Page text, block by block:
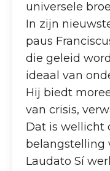
universele
In zijn
paus
die geleid
ideaal van
Hij biedt
van crisis,
Dat is wellicht
belangstelling
Laudato Sí